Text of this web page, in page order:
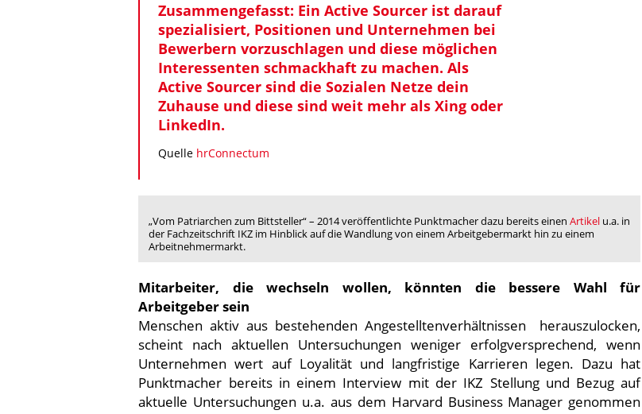
Zusammengefasst: Ein Active Sourcer ist darauf
spezialisiert, Positionen und Unternehmen bei
Bewerbern vorzuschlagen und diese möglichen
Interessenten schmackhaft zu machen. Als
Active Sourcer sind die Sozialen Netze dein
Zuhause und diese sind weit mehr als Xing oder
LinkedIn.
Quelle hrConnectum
„Vom Patriarchen zum Bittsteller“ – 2014 veröffentlichte Punktmacher dazu bereits einen Artikelu.a. in
der Fachzeitschrift IKZ im Hinblick auf die Wandlung von einem Arbeitgebermarkt hin zu einem
Arbeitnehmermarkt.
Mitarbeiter, die wechseln wollen, könnten die bessere Wahl für
Arbeitgeber sein
Menschen aktiv aus bestehenden Angestelltenverhältnissen herauszulocken,
scheint nach aktuellen Untersuchungen weniger erfolgversprechend, wenn
Unternehmen wert auf Loyalität und langfristige Karrieren legen. Dazu hat
Punktmacher bereits in einem Interview mit der IKZ Stellung und Bezug auf
aktuelle Untersuchungen u.a. aus dem Harvard Business Manager genommen